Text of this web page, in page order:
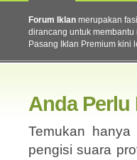
Forum Iklan merupakan
dirancang untuk membantu
Pasang Iklan Premium kini
Anda Perlu
Temukan
pengisi suara